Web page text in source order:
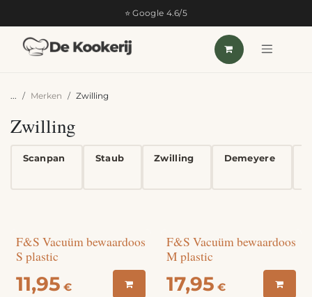
⭐ Google 4.6/5
... Merken Zwilling
Zwilling
Scanpan Staub Zwilling Demeyere
F&S Vacuüm bewaardoos
S plastic
11,95 €
F&S Vacuüm bewaardoos
M plastic
17,95 €